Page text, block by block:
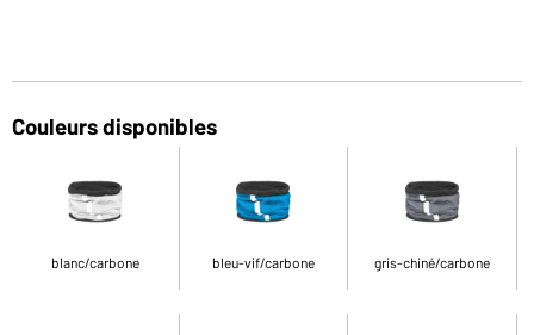
Couleurs disponibles
blanc/carbone bleu-vif/carbone gris-chiné/carbone